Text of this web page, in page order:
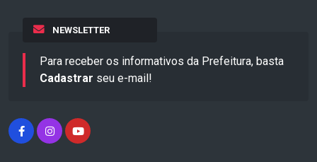
NEWSLETTER
Para receber os informativos da Prefeitura, basta
Cadastrar seu e-mail!